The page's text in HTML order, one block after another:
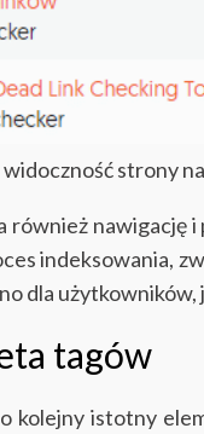
strony
również nawigację
indeksowania,
dla
tagów
kolejny istotny